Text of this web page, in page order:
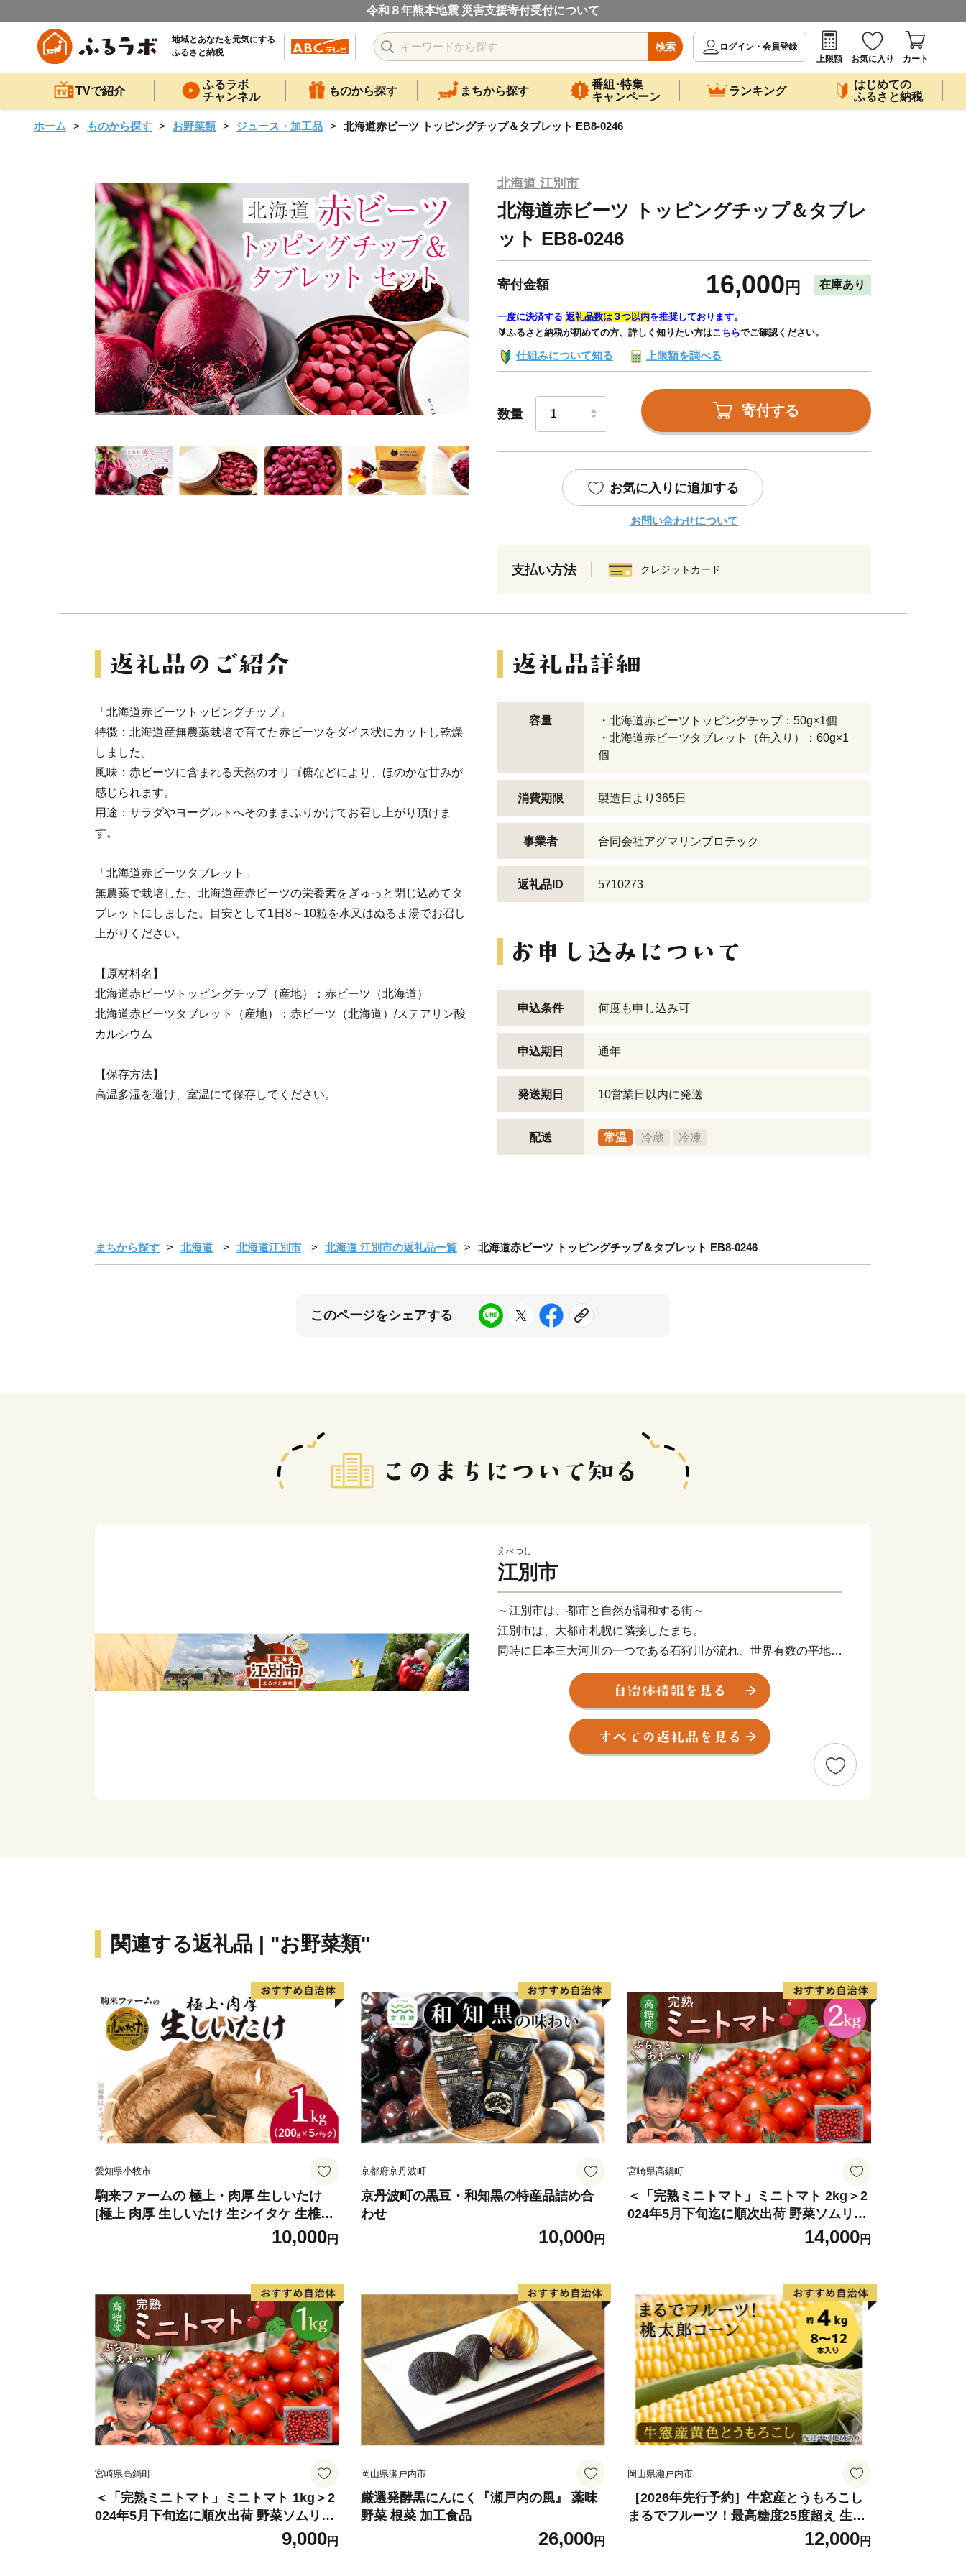
令和８年熊本地震 災害支援寄付受付について
地域とあなたを元気にする
ふるさと納税
検索
ログイン・会員登録
上限額
お気に入り カート
TVで紹介
ふるラボ
チャンネル
ものから探す まちから探す
番組･特集
キャンペーン
ランキング
はじめての
ふるさと納税
ホーム ものから探す お野菜類 ジュース・加工品 北海道赤ビーツ トッピングチップ＆タブレット EB8-0246
北海道 江別市
北海道赤ビーツ トッピングチップ＆タブレ
ット EB8-0246
寄付金額 16,000 円 在庫あり
一度に決済する 返礼品数は３つ以内を推奨しております。
🔰ふるさと納税が初めての方、詳しく知りたい方はこちらでご確認ください。
仕組みについて知る 上限額を調べる
数量 寄付する
お気に入りに追加する
お問い合わせについて
支払い方法 クレジットカード
「北海道赤ビーツトッピングチップ」
特徴：北海道産無農薬栽培で育てた赤ビーツをダイス状にカットし乾燥
しました。
風味：赤ビーツに含まれる天然のオリゴ糖などにより、ほのかな甘みが
感じられます。
用途：サラダやヨーグルトへそのままふりかけてお召し上がり頂けま
す。
「北海道赤ビーツタブレット」
無農薬で栽培した、北海道産赤ビーツの栄養素をぎゅっと閉じ込めてタ
ブレットにしました。目安として1日8～10粒を水又はぬるま湯でお召し
上がりください。
【原材料名】
北海道赤ビーツトッピングチップ（産地）：赤ビーツ（北海道）
北海道赤ビーツタブレット（産地）：赤ビーツ（北海道）/ステアリン酸
カルシウム
【保存方法】
高温多湿を避け、室温にて保存してください。
容量
・北海道赤ビーツトッピングチップ：50g×1個
・北海道赤ビーツタブレット（缶入り）：60g×1
個
消費期限 製造日より365日
事業者 合同会社アグマリンプロテック
返礼品ID 5710273
申込条件 何度も申し込み可
申込期日 通年
発送期日 10営業日以内に発送
配送 常温 冷蔵 冷凍
まちから探す 北海道 北海道江別市 北海道 江別市の返礼品一覧 北海道赤ビーツ トッピングチップ＆タブレット EB8-0246
このページをシェアする
えべつし
江別市
～江別市は、都市と自然が調和する街～
江別市は、大都市札幌に隣接したまち。
同時に日本三大河川の一つである石狩川が流れ、世界有数の平地原
生林である野幌森林公園があり、都市機能と自然が調和したまちで
関連する返礼品 | "お野菜類"
愛知県小牧市
駒来ファームの 極上・肉厚 生しいたけ
[極上 肉厚 生しいたけ 生シイタケ 生椎茸
安心 安全 国産 採れたて 新鮮 きのこ 野
10,000円
京都府京丹波町
京丹波町の黒豆・和知黒の特産品詰め合
わせ
10,000円
宮崎県高鍋町
＜「完熟ミニトマト」ミニトマト 2kg＞2
024年5月下旬迄に順次出荷 野菜ソムリエ
サミット アルル・リリカ共に銀賞受
賞！！(2023年11月開催)1回食べてみらん
14,000円
宮崎県高鍋町
＜「完熟ミニトマト」ミニトマト 1kg＞2
024年5月下旬迄に順次出荷 野菜ソムリエ
サミット アルル・リリカ共に銀賞受
賞！！(2023年11月開催)1回食べてみらん
9,000円
岡山県瀬戸内市
厳選発酵黒にんにく『瀬戸内の風』 薬味
野菜 根菜 加工食品
26,000円
岡山県瀬戸内市
［2026年先行予約］牛窓産とうもろこし
まるでフルーツ！最高糖度25度超え 生で
甘い、茹でて美味い！ 黄色 とうもろこし
「桃太郎コーン」約4kg（8〜12本入り）
12,000円